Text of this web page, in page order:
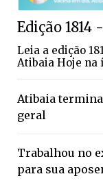
Edição
Leia a edição
Atibaia Hoje na
Atibaia termina
geral
Trabalhou no
para sua